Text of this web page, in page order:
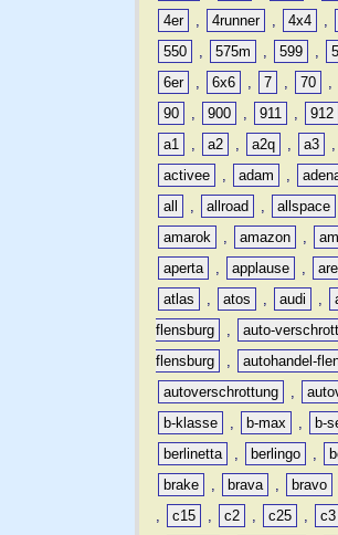
4er
, 4runner , 4x4 ,
550
, 575m , 599 ,
6er
, 6x6 , 7 , 70 ,
90
, 900 , 911 , 912
a1
, a2 , a2q , a3 ,
activee
, adam ,
all
, allroad , allspace
amarok
, amazon ,
aperta
, applause ,
atlas
, atos , audi ,
flensburg
, auto-
flensburg
, autohandel-
autoverschrottung
,
b-klasse
, b-max , b-
berlinetta
, berlingo ,
brake
, brava , bravo
,
c15 , c2 , c25 , c3